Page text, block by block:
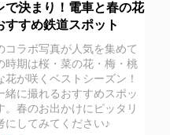
で決まり！電車と春の花
すすめ鉄道スポット
コラボ写真が人気を集めて
時期は桜・菜の花・梅・桃
花が咲くベストシーズン！
緒に撮れるおすすめスポッ
。春のお出かけにピッタリ
にしてみてください♪